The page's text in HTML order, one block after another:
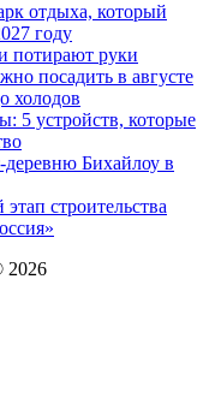
отдыха, который
году
потирают руки
посадить в августе
холодов
5 устройств, которые
деревню Бихайлоу в
строительства
2026